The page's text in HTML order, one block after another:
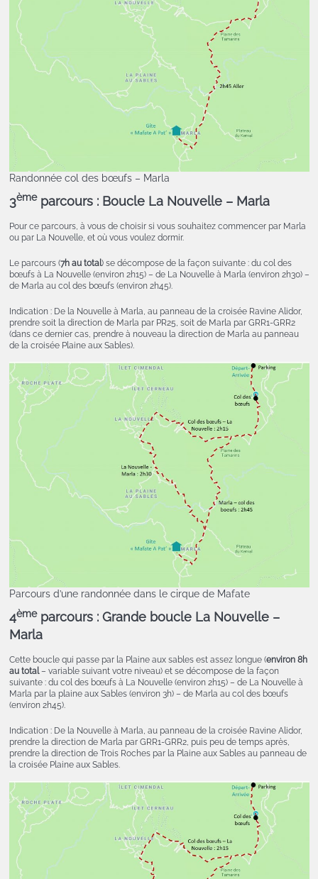
Randonnée col des bœufs – Marla
3èmeparcours : Boucle La Nouvelle – Marla
Pour ce parcours, à vous de choisir si vous souhaitez commencer par Marla
ou par La Nouvelle, et où vous voulez dormir.
Le parcours (7h au total) se décompose de la façon suivante : du col des
bœufs à La Nouvelle (environ 2h15) – de La Nouvelle à Marla (environ 2h30) –
de Marla au col des bœufs (environ 2h45).
Indication : De la Nouvelle à Marla, au panneau de la croisée Ravine Alidor,
prendre soit la direction de Marla par PR25, soit de Marla par GRR1-GRR2
(dans ce dernier cas, prendre à nouveau la direction de Marla au panneau
de la croisée Plaine aux Sables).
Parcours d’une randonnée dans le cirque de Mafate
4èmeparcours : Grande boucle La Nouvelle –
Marla
Cette boucle qui passe par la Plaine aux sables est assez longue (environ 8h
au total– variable suivant votre niveau) et se décompose de la façon
suivante : du col des bœufs à La Nouvelle (environ 2h15) – de La Nouvelle à
Marla par la plaine aux Sables (environ 3h) – de Marla au col des bœufs
(environ 2h45).
Indication : De la Nouvelle à Marla, au panneau de la croisée Ravine Alidor,
prendre la direction de Marla par GRR1-GRR2, puis peu de temps après,
prendre la direction de Trois Roches par la Plaine aux Sables au panneau de
la croisée Plaine aux Sables.